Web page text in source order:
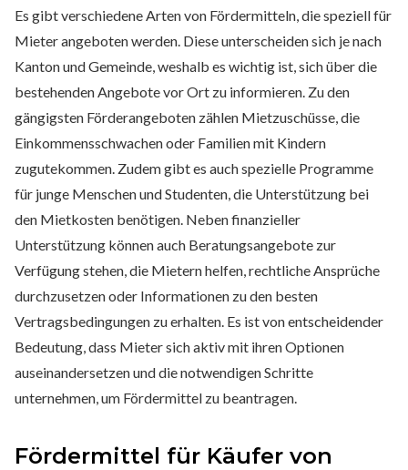
Es gibt verschiedene Arten von Fördermitteln, die speziell für
Mieter angeboten werden. Diese unterscheiden sich je nach
Kanton und Gemeinde, weshalb es wichtig ist, sich über die
bestehenden Angebote vor Ort zu informieren. Zu den
gängigsten Förderangeboten zählen Mietzuschüsse, die
Einkommensschwachen oder Familien mit Kindern
zugutekommen. Zudem gibt es auch spezielle Programme
für junge Menschen und Studenten, die Unterstützung bei
den Mietkosten benötigen. Neben finanzieller
Unterstützung können auch Beratungsangebote zur
Verfügung stehen, die Mietern helfen, rechtliche Ansprüche
durchzusetzen oder Informationen zu den besten
Vertragsbedingungen zu erhalten. Es ist von entscheidender
Bedeutung, dass Mieter sich aktiv mit ihren Optionen
auseinandersetzen und die notwendigen Schritte
unternehmen, um Fördermittel zu beantragen.
Fördermittel für Käufer von